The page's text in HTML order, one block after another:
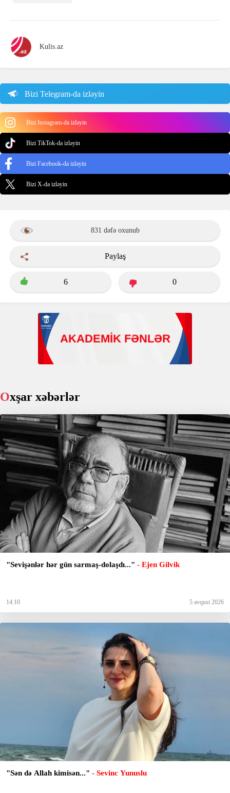
Kulis.az
Bizi Telegram-da izləyin
Bizi Instagram-da izləyin
Bizi TikTok-da izləyin
Bizi Facebook-da izləyin
Bizi X-da izləyin
831 dəfə oxunub
Paylaş
6 0
Oxşar xəbərlər
"Sevişənlər hər gün sarmaş-dolaşdı..." - Ejen Gilvik
14:10 5 avqust 2026
"Sən də Allah kimisən..." - Sevinc Yunuslu